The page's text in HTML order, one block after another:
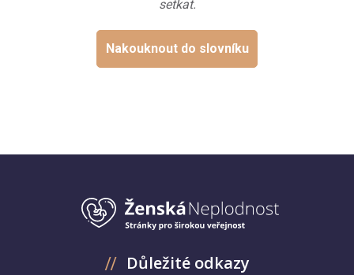
setkat.
Nakouknout do slovníku
Důležité odkazy